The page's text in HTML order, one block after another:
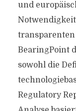
und
BearingPoint
sowohl die
Regulatory